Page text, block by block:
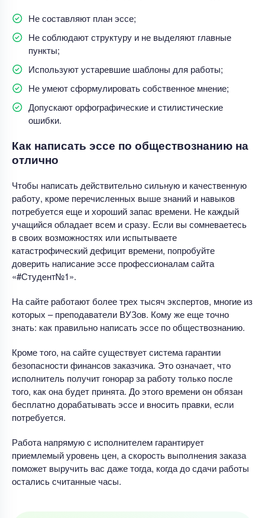
Не составляют план эссе;
Не соблюдают структуру и не выделяют главные
пункты;
Используют устаревшие шаблоны для работы;
Не умеют сформулировать собственное мнение;
Допускают орфографические и стилистические
ошибки.
Как написать эссе по обществознанию на
отлично
Чтобы написать действительно сильную и качественную
работу, кроме перечисленных выше знаний и навыков
потребуется еще и хороший запас времени. Не каждый
учащийся обладает всем и сразу. Если вы сомневаетесь
в своих возможностях или испытываете
катастрофический дефицит времени, попробуйте
доверить написание эссе профессионалам сайта
«#Студент№1».
На сайте работают более трех тысяч экспертов, многие из
которых – преподаватели ВУЗов. Кому же еще точно
знать: как правильно написать эссе по обществознанию.
Кроме того, на сайте существует система гарантии
безопасности финансов заказчика. Это означает, что
исполнитель получит гонорар за работу только после
того, как она будет принята. До этого времени он обязан
бесплатно дорабатывать эссе и вносить правки, если
потребуется.
Работа напрямую с исполнителем гарантирует
приемлемый уровень цен, а скорость выполнения заказа
поможет выручить вас даже тогда, когда до сдачи работы
остались считанные часы.